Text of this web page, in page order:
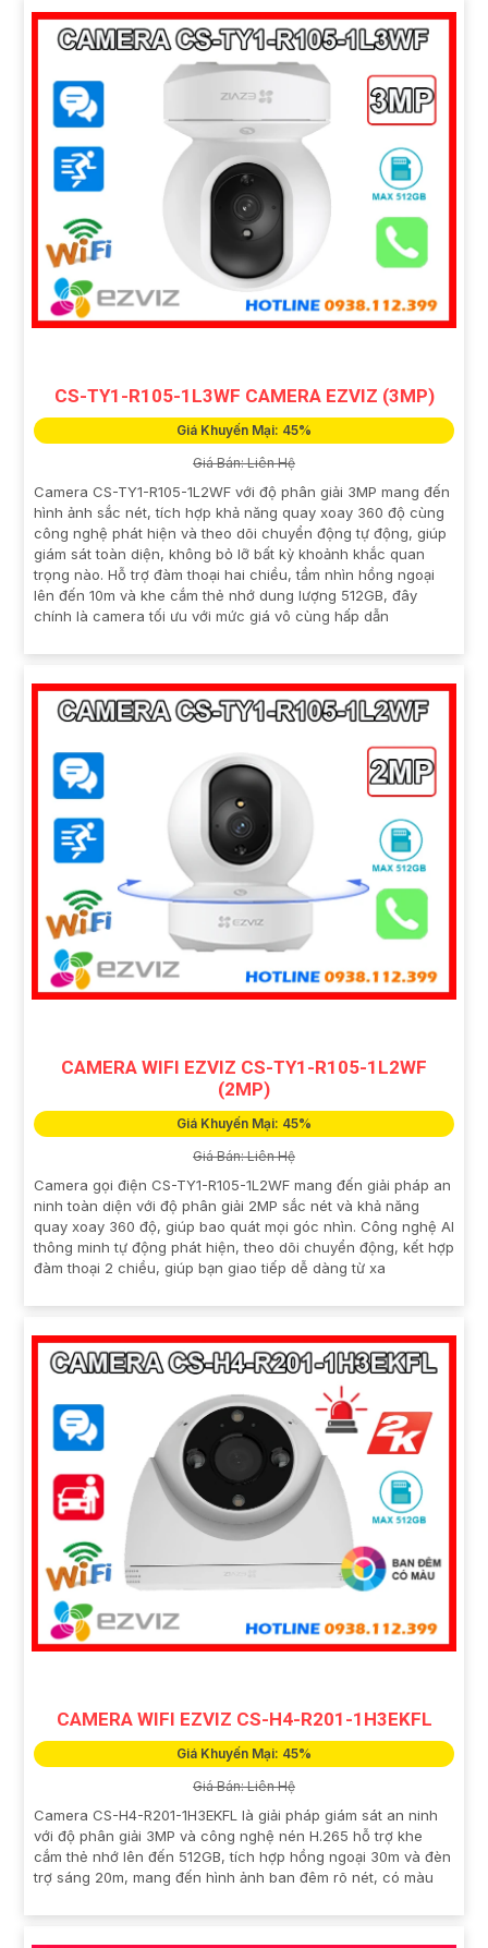
CS-TY1-R105-1L3WF CAMERA EZVIZ (3MP)
Giá Khuyến Mại: 45%
Giá Bán: Liên Hệ
Camera CS-TY1-R105-1L2WF với độ phân giải 3MP mang đến
hình ảnh sắc nét, tích hợp khả năng quay xoay 360 độ cùng
công nghệ phát hiện và theo dõi chuyển động tự động, giúp
giám sát toàn diện, không bỏ lỡ bất kỳ khoảnh khắc quan
trọng nào. Hỗ trợ đàm thoại hai chiều, tầm nhìn hồng ngoại
lên đến 10m và khe cắm thẻ nhớ dung lượng 512GB, đây
chính là camera tối ưu với mức giá vô cùng hấp dẫn
CAMERA WIFI EZVIZ CS-TY1-R105-1L2WF
(2MP)
Giá Khuyến Mại: 45%
Giá Bán: Liên Hệ
Camera gọi điện CS-TY1-R105-1L2WF mang đến giải pháp an
ninh toàn diện với độ phân giải 2MP sắc nét và khả năng
quay xoay 360 độ, giúp bao quát mọi góc nhìn. Công nghệ AI
thông minh tự động phát hiện, theo dõi chuyển động, kết hợp
đàm thoại 2 chiều, giúp bạn giao tiếp dễ dàng từ xa
CAMERA WIFI EZVIZ CS-H4-R201-1H3EKFL
Giá Khuyến Mại: 45%
Giá Bán: Liên Hệ
Camera CS-H4-R201-1H3EKFL là giải pháp giám sát an ninh
với độ phân giải 3MP và công nghệ nén H.265 hỗ trợ khe
cắm thẻ nhớ lên đến 512GB, tích hợp hồng ngoại 30m và đèn
trợ sáng 20m, mang đến hình ảnh ban đêm rõ nét, có màu